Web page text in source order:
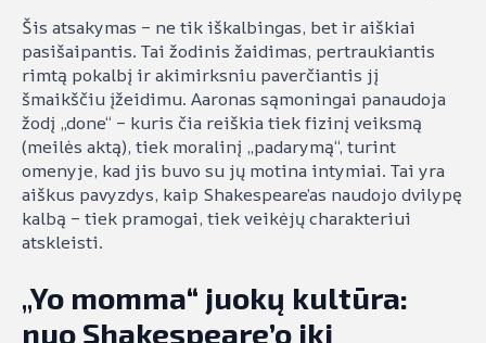
Šis atsakymas – ne tik iškalbingas, bet ir aiškiai
pasišaipantis. Tai žodinis žaidimas, pertraukiantis
rimtą pokalbį ir akimirksniu paverčiantis jį
šmaikščiu įžeidimu. Aaronas sąmoningai panaudoja
žodį „done“ – kuris čia reiškia tiek fizinį veiksmą
(meilės aktą), tiek moralinį „padarymą“, turint
omenyje, kad jis buvo su jų motina intymiai. Tai yra
aiškus pavyzdys, kaip Shakespeare’as naudojo dvilypę
kalbą – tiek pramogai, tiek veikėjų charakteriui
atskleisti.
„Yo momma“ juokų kultūra:
nuo Shakespeare’o iki